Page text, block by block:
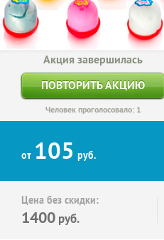
Акция завершилась
ПОВТОРИТЬ АКЦИЮ
Человек проголосовало: 1
от 105 руб.
Цена без скидки:
1400 руб.